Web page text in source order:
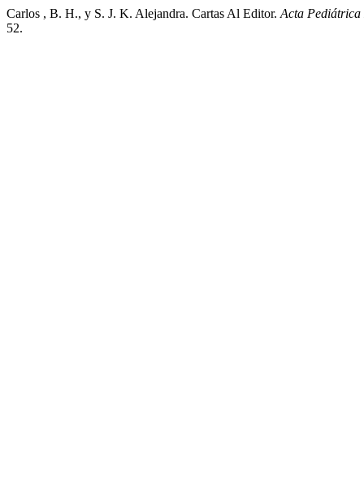
Carlos , B. H., y S. J. K. Alejandra. Cartas Al Editor. Acta Pediátrica
52.